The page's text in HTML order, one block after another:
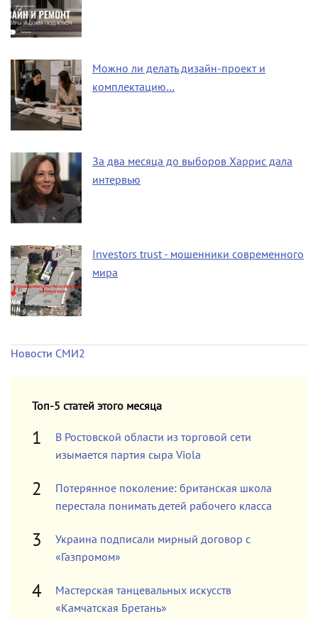
Можно ли делать дизайн-проект и
комплектацию…
За два месяца до выборов Харрис дала
интервью
Investors trust - мошенники современного
мира
Новости СМИ2
Топ-5 статей этого месяца
В Ростовской области из торговой сети
изымается партия сыра Viola
Потерянное поколение: британская школа
перестала понимать детей рабочего класса
Украина подписали мирный договор с
«Газпромом»
Мастерская танцевальных искусств
«Камчатская Бретань»